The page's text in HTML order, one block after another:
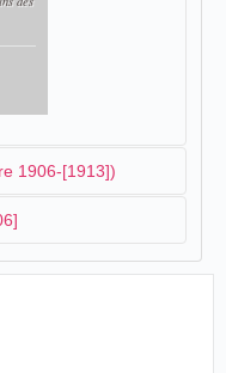
1906-[1913])
: